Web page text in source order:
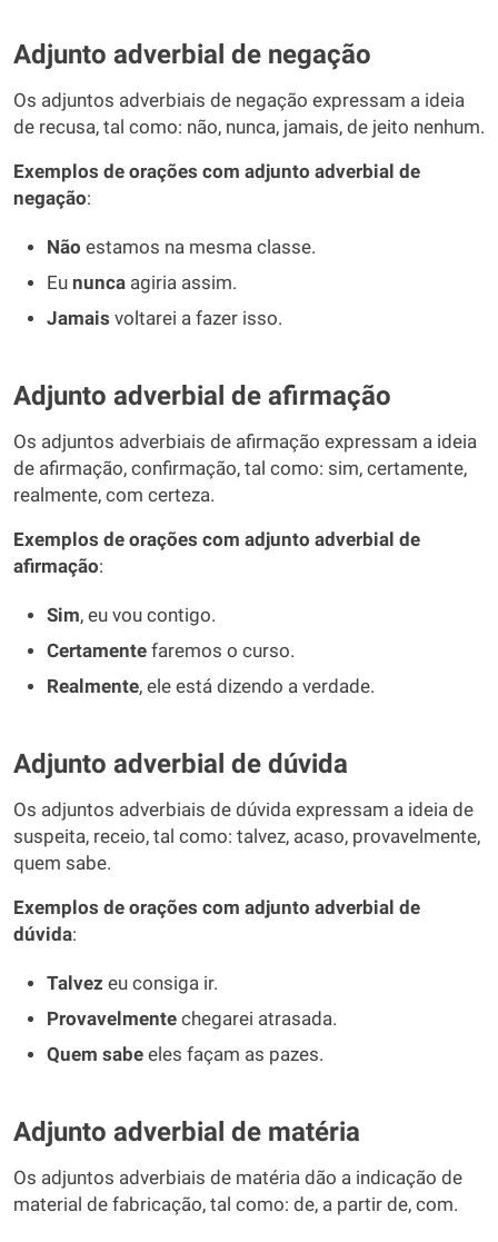
Adjunto adverbial de negação
Os adjuntos adverbiais de negação expressam a ideia
de recusa, tal como: não, nunca, jamais, de jeito nenhum.
Exemplos de orações com adjunto adverbial de
negação:
Não estamos na mesma classe.
Eu nunca agiria assim.
Jamais voltarei a fazer isso.
Adjunto adverbial de afirmação
Os adjuntos adverbiais de afirmação expressam a ideia
de afirmação, confirmação, tal como: sim, certamente,
realmente, com certeza.
Exemplos de orações com adjunto adverbial de
afirmação:
Sim, eu vou contigo.
Certamente faremos o curso.
Realmente, ele está dizendo a verdade.
Adjunto adverbial de dúvida
Os adjuntos adverbiais de dúvida expressam a ideia de
suspeita, receio, tal como: talvez, acaso, provavelmente,
quem sabe.
Exemplos de orações com adjunto adverbial de
dúvida:
Talvez eu consiga ir.
Provavelmente chegarei atrasada.
Quem sabe eles façam as pazes.
Adjunto adverbial de matéria
Os adjuntos adverbiais de matéria dão a indicação de
material de fabricação, tal como: de, a partir de, com.